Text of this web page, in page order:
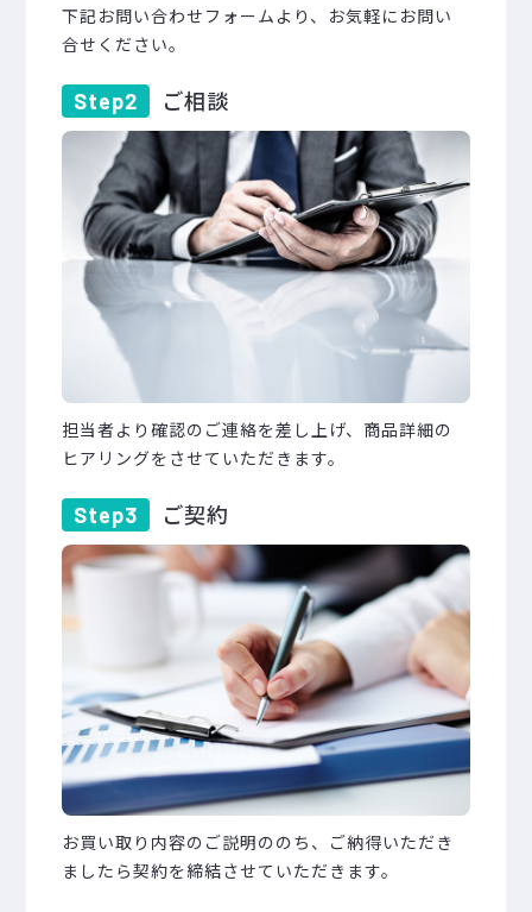
下記お問い合わせフォームより、お気軽にお問い
合せください。
Step2 ご相談
担当者より確認のご連絡を差し上げ、商品詳細の
ヒアリングをさせていただきます。
Step3 ご契約
お買い取り内容のご説明ののち、ご納得いただき
ましたら契約を締結させていただきます。